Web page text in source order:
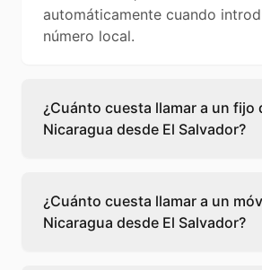
automáticamente cuando
número local.
¿Cuánto cuesta llamar a un fijo
Nicaragua desde El Salvador?
Salvador cuesta 0,09 €/min con
Global. Verás el precio exacto
marcar para que sepas qué vas
¿Cuánto cuesta llamar a un
Nicaragua desde El Salvador?